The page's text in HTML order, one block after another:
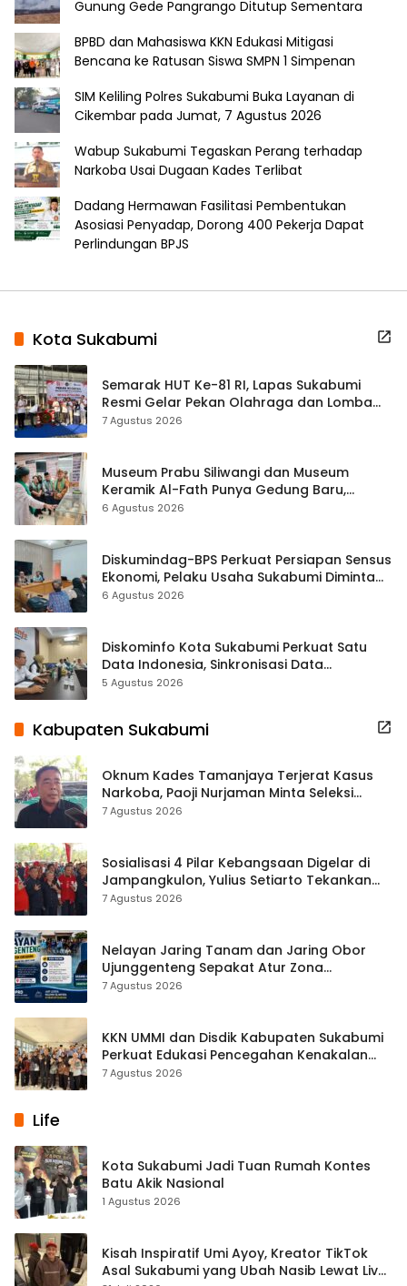
Gunung Gede Pangrango Ditutup Sementara
BPBD dan Mahasiswa KKN Edukasi Mitigasi
Bencana ke Ratusan Siswa SMPN 1 Simpenan
SIM Keliling Polres Sukabumi Buka Layanan di
Cikembar pada Jumat, 7 Agustus 2026
Wabup Sukabumi Tegaskan Perang terhadap
Narkoba Usai Dugaan Kades Terlibat
Dadang Hermawan Fasilitasi Pembentukan
Asosiasi Penyadap, Dorong 400 Pekerja Dapat
Perlindungan BPJS
Kota Sukabumi
Semarak HUT Ke-81 RI, Lapas Sukabumi
Resmi Gelar Pekan Olahraga dan Lomba
Tradisional
7 Agustus 2026
Museum Prabu Siliwangi dan Museum
Keramik Al-Fath Punya Gedung Baru,
Hampir 500 Koleksi Dipisahkan
6 Agustus 2026
Diskumindag-BPS Perkuat Persiapan Sensus
Ekonomi, Pelaku Usaha Sukabumi Diminta
Terbuka Beri Data
6 Agustus 2026
Diskominfo Kota Sukabumi Perkuat Satu
Data Indonesia, Sinkronisasi Data
Kewilayahan Dikebut
5 Agustus 2026
Kabupaten Sukabumi
Oknum Kades Tamanjaya Terjerat Kasus
Narkoba, Paoji Nurjaman Minta Seleksi
Calon Kades Diperketat
7 Agustus 2026
Sosialisasi 4 Pilar Kebangsaan Digelar di
Jampangkulon, Yulius Setiarto Tekankan
Pentingnya Persatuan
7 Agustus 2026
Nelayan Jaring Tanam dan Jaring Obor
Ujunggenteng Sepakat Atur Zona
Penangkapan
7 Agustus 2026
KKN UMMI dan Disdik Kabupaten Sukabumi
Perkuat Edukasi Pencegahan Kenakalan
Remaja di SMPN 2 Tegalbuleud
7 Agustus 2026
Life
Kota Sukabumi Jadi Tuan Rumah Kontes
Batu Akik Nasional
1 Agustus 2026
Kisah Inspiratif Umi Ayoy, Kreator TikTok
Asal Sukabumi yang Ubah Nasib Lewat Live